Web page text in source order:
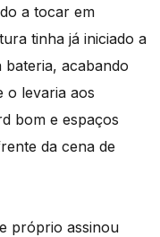
a tocar em
tinha já iniciado a
acabando
o levaria aos
bom e espaços
da cena de
próprio assinou